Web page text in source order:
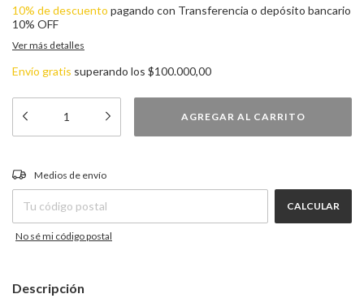
10% de descuento pagando con Transferencia o depósito bancario
10% OFF
Ver más detalles
Envío gratis superando los $100.000,00
Entregas para el CP:
Medios de envío
CALCULAR
No sé mi código postal
Descripción